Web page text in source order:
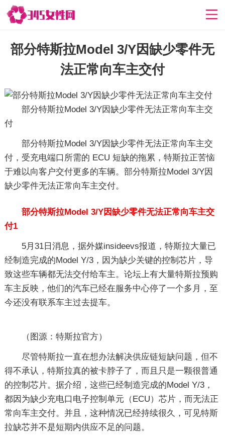
部分特斯拉Model 3/Y因缺少零件无
法正常向车主交付
部分特斯拉Model 3/Y因缺少零件无法正常向车主交
付
部分特斯拉Model 3/Y因缺少零件无法正常向车主交
付，受充电端口所需的 ECU 短缺的拖累，特斯拉正苦恼
于难以向客户交付更多的车辆。部分特斯拉Model 3/Y因
缺少零件无法正常向车主交付。
部分特斯拉Model 3/Y因缺少零件无法正常向车主交
付1
5月31日消息，据外媒insideevs报道，特斯拉大量已
经制造完成的Model Y/3，因为缺少关键的控制芯片，导
致这些车辆都无法交付给车主。论坛上有大量特斯拉预购
车主反映，他们的汽车已经在服务中心停了一个多月，至
今还没有联系车主过去提车。
（图源：特斯拉官方）
尽管特斯拉一直在想办法解决供应链短缺问题，但不
得不承认，特斯拉真的被卡脖子了，而且只是一颗很普通
的控制芯片。据介绍，这些已经制造完成的Model Y/3，
都因为缺少充电口电子控制单元（ECU）芯片，而无法正
常向车主交付。并且，这种情况已经持续很久，可见特斯
拉缺芯并不是短期内供应不足的问题。